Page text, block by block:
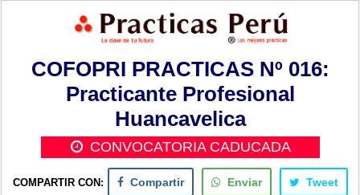
COFOPRI PRACTICAS Nº 016:
Practicante Profesional
Huancavelica
CONVOCATORIA CADUCADA
COMPARTIR CON: Compartir Enviar Tweet